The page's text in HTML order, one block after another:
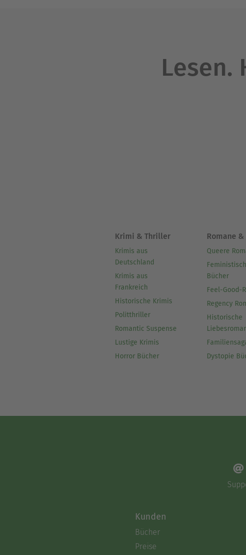
Lesen.
Krimi & Thriller
Krimis aus
Deutschland
Krimis aus
Frankreich
Historische Krimis
Politthriller
Romantic Suspense
Lustige Krimis
Horror Bücher
Romane
Queere
Bücher
Feel-Good-
Regency
Historische
Dystopie
Kunden
Bücher
Preise